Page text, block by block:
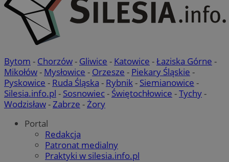
Bytom - Chorzów- Gliwice - Katowice -Łaziska Górne -
Mikołów- Mysłowice - Orzesze - Piekary Śląskie -
Pyskowice - Ruda Śląska - Rybnik- Siemianowice -
Silesia.info.pl - Sosnowiec- Świętochłowice -Tychy-
Wodzisław-Zabrze -Żory
Portal
Redakcja
Patronat medialny
Praktyki w silesia.info.pl